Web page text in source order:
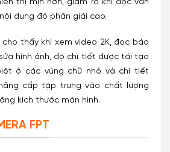
thị mịn hơn, giảm rỗ khi đọc văn
dung độ phân giải cao.
thấy khi xem video 2K, đọc báo
hình ảnh, độ chi tiết được tái tạo
ở các vùng chữ nhỏ và chi tiết
cấp tập trung vào chất lượng
kích thước màn hình.
FPT